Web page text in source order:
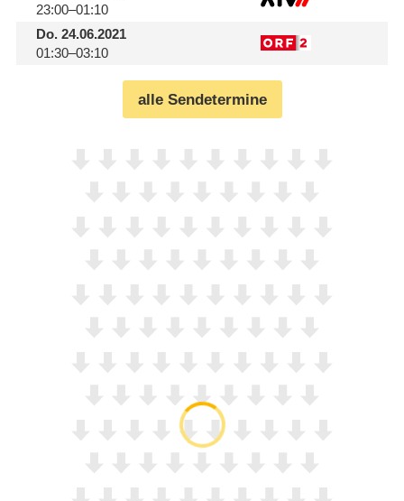
23:00–01:10
Do.24.06.2021
01:30–03:10
alle Sendetermine